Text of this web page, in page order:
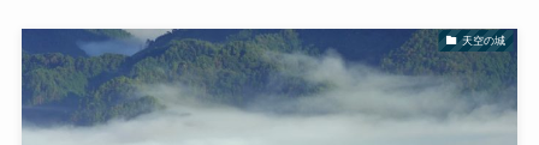
天空の城